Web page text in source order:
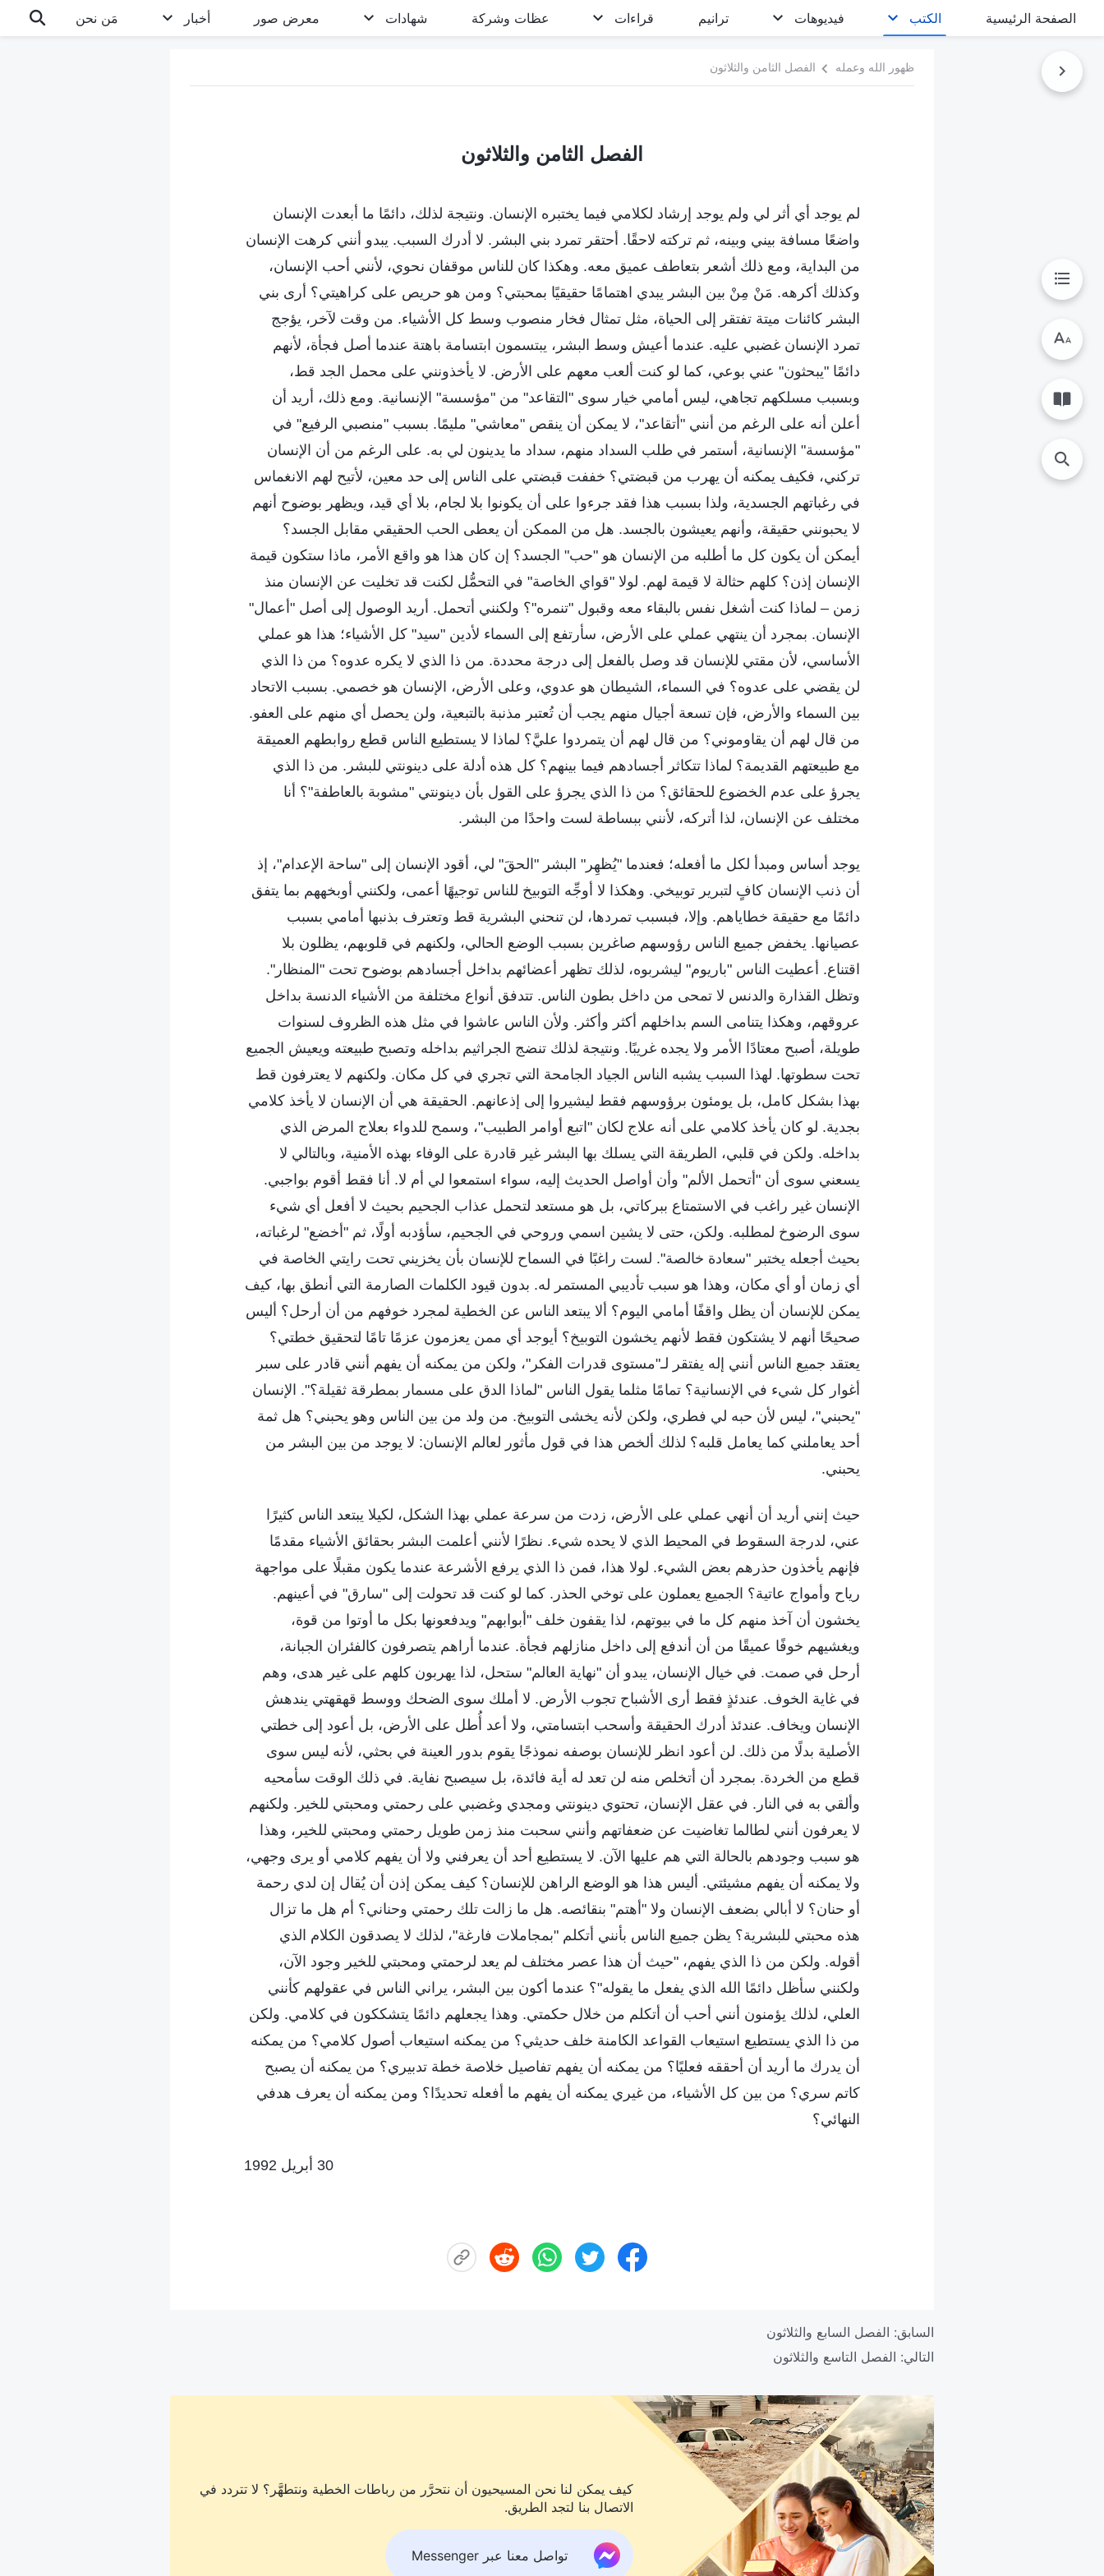
الصفحة الرئيسية الكتب فيديوهات ترانيم قراءات عظات وشركة شهادات معرض صور أخبار مَن نحن
ظهور الله وعمله الفصل الثامن والثلاثون
الفصل الثامن والثلاثون
لم يوجد أي أثر لي ولم يوجد إرشاد لكلامي فيما يختبره الإنسان. ونتيجة لذلك، دائمًا ما أبعدت الإنسان
واضعًا مسافة بيني وبينه، ثم تركته لاحقًا. أحتقر تمرد بني البشر. لا أدرك السبب. يبدو أنني كرهت الإنسان
من البداية، ومع ذلك أشعر بتعاطف عميق معه. وهكذا كان للناس موقفان نحوي، لأنني أحب الإنسان،
وكذلك أكرهه. مَنْ مِنْ بين البشر يبدي اهتمامًا حقيقيًا بمحبتي؟ ومن هو حريص على كراهيتي؟ أرى بني
البشر كائنات ميتة تفتقر إلى الحياة، مثل تمثال فخار منصوب وسط كل الأشياء. من وقت لآخر، يؤجج
تمرد الإنسان غضبي عليه. عندما أعيش وسط البشر، يبتسمون ابتسامة باهتة عندما أصل فجأة، لأنهم
دائمًا "يبحثون" عني بوعي، كما لو كنت ألعب معهم على الأرض. لا يأخذونني على محمل الجد قط،
وبسبب مسلكهم تجاهي، ليس أمامي خيار سوى "التقاعد" من "مؤسسة" الإنسانية. ومع ذلك، أريد أن
أعلن أنه على الرغم من أنني "أتقاعد"، لا يمكن أن ينقص "معاشي" مليمًا. بسبب "منصبي الرفيع" في
"مؤسسة" الإنسانية، أستمر في طلب السداد منهم، سداد ما يدينون لي به. على الرغم من أن الإنسان
تركني، فكيف يمكنه أن يهرب من قبضتي؟ خففت قبضتي على الناس إلى حد معين، لأتيح لهم الانغماس
في رغباتهم الجسدية، ولذا بسبب هذا فقد جرءوا على أن يكونوا بلا لجام، بلا أي قيد، ويظهر بوضوح أنهم
لا يحبونني حقيقة، وأنهم يعيشون بالجسد. هل من الممكن أن يعطى الحب الحقيقي مقابل الجسد؟
أيمكن أن يكون كل ما أطلبه من الإنسان هو "حب" الجسد؟ إن كان هذا هو واقع الأمر، ماذا ستكون قيمة
الإنسان إذن؟ كلهم حثالة لا قيمة لهم. لولا "قواي الخاصة" في التحمُّل لكنت قد تخليت عن الإنسان منذ
زمن – لماذا كنت أشغل نفس بالبقاء معه وقبول "تنمره"؟ ولكنني أتحمل. أريد الوصول إلى أصل "أعمال"
الإنسان. بمجرد أن ينتهي عملي على الأرض، سأرتفع إلى السماء لأدين "سيد" كل الأشياء؛ هذا هو عملي
الأساسي، لأن مقتي للإنسان قد وصل بالفعل إلى درجة محددة. من ذا الذي لا يكره عدوه؟ من ذا الذي
لن يقضي على عدوه؟ في السماء، الشيطان هو عدوي، وعلى الأرض، الإنسان هو خصمي. بسبب الاتحاد
بين السماء والأرض، فإن تسعة أجيال منهم يجب أن تُعتبر مذنبة بالتبعية، ولن يحصل أي منهم على العفو.
من قال لهم أن يقاوموني؟ من قال لهم أن يتمردوا عليَّ؟ لماذا لا يستطيع الناس قطع روابطهم العميقة
مع طبيعتهم القديمة؟ لماذا تتكاثر أجسادهم فيما بينهم؟ كل هذه أدلة على دينونتي للبشر. من ذا الذي
يجرؤ على عدم الخضوع للحقائق؟ من ذا الذي يجرؤ على القول بأن دينونتي "مشوبة بالعاطفة"؟ أنا
مختلف عن الإنسان، لذا أتركه، لأنني ببساطة لست واحدًا من البشر.
يوجد أساس ومبدأ لكل ما أفعله؛ فعندما "يُظهِر" البشر "الحقَ" لي، أقود الإنسان إلى "ساحة الإعدام"، إذ
أن ذنب الإنسان كافٍ لتبرير توبيخي. وهكذا لا أوجِّه التوبيخ للناس توجيهًا أعمى، ولكنني أوبخههم بما يتفق
دائمًا مع حقيقة خطاياهم. وإلا، فبسبب تمردها، لن تنحني البشرية قط وتعترف بذنبها أمامي بسبب
عصيانها. يخفض جميع الناس رؤوسهم صاغرين بسبب الوضع الحالي، ولكنهم في قلوبهم، يظلون بلا
اقتناع. أعطيت الناس "باريوم" ليشربوه، لذلك تظهر أعضائهم بداخل أجسادهم بوضوح تحت "المنظار".
وتظل القذارة والدنس لا تمحى من داخل بطون الناس. تتدفق أنواع مختلفة من الأشياء الدنسة بداخل
عروقهم، وهكذا يتنامى السم بداخلهم أكثر وأكثر. ولأن الناس عاشوا في مثل هذه الظروف لسنوات
طويلة، أصبح معتادًا الأمر ولا يجده غريبًا. ونتيجة لذلك تنضج الجراثيم بداخله وتصبح طبيعته ويعيش الجميع
تحت سطوتها. لهذا السبب يشبه الناس الجياد الجامحة التي تجري في كل مكان. ولكنهم لا يعترفون قط
بهذا بشكل كامل، بل يومئون برؤوسهم فقط ليشيروا إلى إذعانهم. الحقيقة هي أن الإنسان لا يأخذ كلامي
بجدية. لو كان يأخذ كلامي على أنه علاج لكان "اتبع أوامر الطبيب"، وسمح للدواء بعلاج المرض الذي
بداخله. ولكن في قلبي، الطريقة التي يسلك بها البشر غير قادرة على الوفاء بهذه الأمنية، وبالتالي لا
يسعني سوى أن "أتحمل الألم" وأن أواصل الحديث إليه، سواء استمعوا لي أم لا. أنا فقط أقوم بواجبي.
الإنسان غير راغب في الاستمتاع ببركاتي، بل هو مستعد لتحمل عذاب الجحيم بحيث لا أفعل أي شيء
سوى الرضوخ لمطلبه. ولكن، حتى لا يشين اسمي وروحي في الجحيم، سأؤدبه أولًا، ثم "أخضع" لرغباته،
بحيث أجعله يختبر "سعادة خالصة". لست راغبًا في السماح للإنسان بأن يخزيني تحت رايتي الخاصة في
أي زمان أو أي مكان، وهذا هو سبب تأديبي المستمر له. بدون قيود الكلمات الصارمة التي أنطق بها، كيف
يمكن للإنسان أن يظل واقفًا أمامي اليوم؟ ألا يبتعد الناس عن الخطية لمجرد خوفهم من أن أرحل؟ أليس
صحيحًا أنهم لا يشتكون فقط لأنهم يخشون التوبيخ؟ أيوجد أي ممن يعزمون عزمًا تامًا لتحقيق خطتي؟
يعتقد جميع الناس أنني إله يفتقر لـ"مستوى قدرات الفكر"، ولكن من يمكنه أن يفهم أنني قادر على سبر
أغوار كل شيء في الإنسانية؟ تمامًا مثلما يقول الناس "لماذا الدق على مسمار بمطرقة ثقيلة؟". الإنسان
"يحبني"، ليس لأن حبه لي فطري، ولكن لأنه يخشى التوبيخ. من ولد من بين الناس وهو يحبني؟ هل ثمة
أحد يعاملني كما يعامل قلبه؟ لذلك ألخص هذا في قول مأثور لعالم الإنسان: لا يوجد من بين البشر من
يحبني.
حيث إنني أريد أن أنهي عملي على الأرض، زدت من سرعة عملي بهذا الشكل، لكيلا يبتعد الناس كثيرًا
عني، لدرجة السقوط في المحيط الذي لا يحده شيء. نظرًا لأنني أعلمت البشر بحقائق الأشياء مقدمًا
فإنهم يأخذون حذرهم بعض الشيء. لولا هذا، فمن ذا الذي يرفع الأشرعة عندما يكون مقبلًا على مواجهة
رياح وأمواج عاتية؟ الجميع يعملون على توخي الحذر. كما لو كنت قد تحولت إلى "سارق" في أعينهم.
يخشون أن آخذ منهم كل ما في بيوتهم، لذا يقفون خلف "أبوابهم" ويدفعونها بكل ما أوتوا من قوة،
ويغشيهم خوفًا عميقًا من أن أندفع إلى داخل منازلهم فجأة. عندما أراهم يتصرفون كالفئران الجبانة،
أرحل في صمت. في خيال الإنسان، يبدو أن "نهاية العالم" ستحل، لذا يهربون كلهم على غير هدى، وهم
في غاية الخوف. عندئذٍ فقط أرى الأشباح تجوب الأرض. لا أملك سوى الضحك ووسط قهقهتي يندهش
الإنسان ويخاف. عندئذ أدرك الحقيقة وأسحب ابتسامتي، ولا أعد أُطل على الأرض، بل أعود إلى خطتي
الأصلية بدلًا من ذلك. لن أعود انظر للإنسان بوصفه نموذجًا يقوم بدور العينة في بحثي، لأنه ليس سوى
قطع من الخردة. بمجرد أن أتخلص منه لن تعد له أية فائدة، بل سيصبح نفاية. في ذلك الوقت سأمحيه
وألقي به في النار. في عقل الإنسان، تحتوي دينونتي ومجدي وغضبي على رحمتي ومحبتي للخير. ولكنهم
لا يعرفون أنني لطالما تغاضيت عن ضعفاتهم وأنني سحبت منذ زمن طويل رحمتي ومحبتي للخير، وهذا
هو سبب وجودهم بالحالة التي هم عليها الآن. لا يستطيع أحد أن يعرفني ولا أن يفهم كلامي أو يرى وجهي،
ولا يمكنه أن يفهم مشيئتي. أليس هذا هو الوضع الراهن للإنسان؟ كيف يمكن إذن أن يُقال إن لدي رحمة
أو حنان؟ لا أبالي بضعف الإنسان ولا "أهتم" بنقائصه. هل ما زالت تلك رحمتي وحناني؟ أم هل ما تزال
هذه محبتي للبشرية؟ يظن جميع الناس بأنني أتكلم "بمجاملات فارغة"، لذلك لا يصدقون الكلام الذي
أقوله. ولكن من ذا الذي يفهم، "حيث أن هذا عصر مختلف لم يعد لرحمتي ومحبتي للخير وجود الآن،
ولكنني سأظل دائمًا الله الذي يفعل ما يقوله"؟ عندما أكون بين البشر، يراني الناس في عقولهم كأنني
العلي، لذلك يؤمنون أنني أحب أن أتكلم من خلال حكمتي. وهذا يجعلهم دائمًا يتشككون في كلامي. ولكن
من ذا الذي يستطيع استيعاب القواعد الكامنة خلف حديثي؟ من يمكنه استيعاب أصول كلامي؟ من يمكنه
أن يدرك ما أريد أن أحققه فعليًا؟ من يمكنه أن يفهم تفاصيل خلاصة خطة تدبيري؟ من يمكنه أن يصبح
كاتم سري؟ من بين كل الأشياء، من غيري يمكنه أن يفهم ما أفعله تحديدًا؟ ومن يمكنه أن يعرف هدفي
النهائي؟
30 أبريل 1992
السابق: الفصل السابع والثلاثون
التالي: الفصل التاسع والثلاثون
كيف يمكن لنا نحن المسيحيون أن نتحرَّر من رباطات الخطية ونتطهَّر؟ لا تتردد في
الاتصال بنا لتجد الطريق.
تواصل معنا عبر Messenger